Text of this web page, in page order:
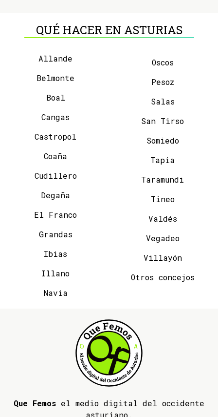
QUÉ HACER EN ASTURIAS
Allande
Belmonte
Boal
Cangas
Castropol
Coaña
Cudillero
Degaña
El Franco
Grandas
Ibias
Illano
Navia
Oscos
Pesoz
Salas
San Tirso
Somiedo
Tapia
Taramundi
Tineo
Valdés
Vegadeo
Villayón
Otros concejos
Que Femos el medio digital del occidente
asturiano.